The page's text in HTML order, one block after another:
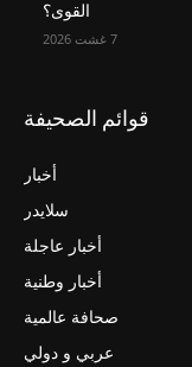
القوى؟
7 غشت 2026
قوائم الصحيفة
أخبار
سلايدر
أخبار عاجلة
أخبار وطنية
صحافة عالمية
عربي و دولي